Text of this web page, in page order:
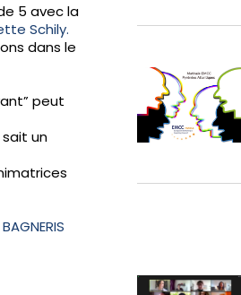
5 avec la
Schily.
dans le
peut
un